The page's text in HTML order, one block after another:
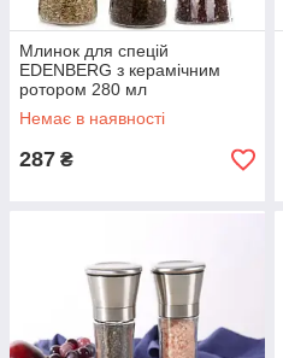
Млинок для спецій
EDENBERG з керамічним
ротором 280 мл
Немає в наявності
287 ₴